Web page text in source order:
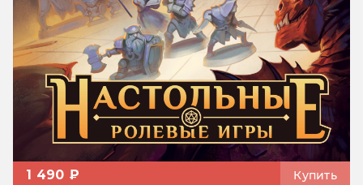
1 490 ₽ Купить